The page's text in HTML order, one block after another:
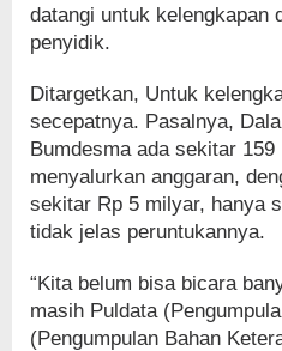
datangi untuk kelengkapan
penyidik.
Ditargetkan, Untuk
secepatnya. Pasalnya,
Bumdesma ada sekitar
menyalurkan anggaran,
sekitar Rp 5 milyar, hanya
tidak jelas peruntukannya.
“Kita belum bisa bicara
masih Puldata
(Pengumpulan Bahan